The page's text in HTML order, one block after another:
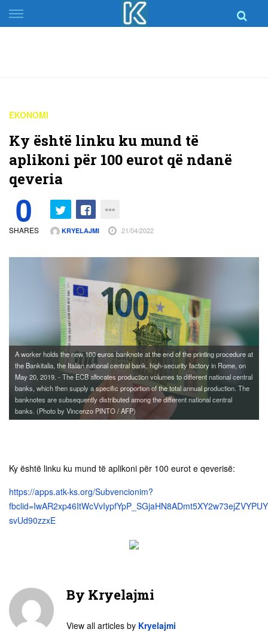
Skip
to
EKONOMI
Ky është linku ku mund të
aplikoni për 100 eurot që ndanë
qeveria
0
SHARES KRYELAJMI 21/04/2022
A worker holds the new 100 euros banknote at the end of the printing procedure at
the Bankitalia, the Italian national central bank, high-security factory in Rome, on
May 20, 2019. - The ECB allocates production volumes to different national central
banks, which then supply a specific proportion of the total annual production. The
banknotes are subsequently distributed among the different national central
banks. (Photo by Vincenzo PINTO / AFP)
Ky është linku ku mund të aplikoni për 100 eurot e qeverisë:
https://apps.atk-ks.org/Subvencionim?
svUd90zzxE
By Kryelajmi
View all articles by Kryelajmi